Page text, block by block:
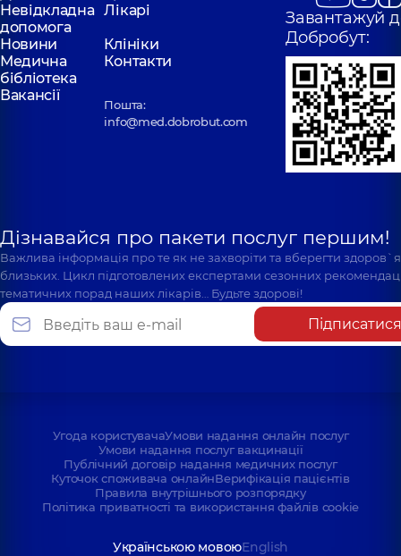
Невідкладна
допомога
Лікарі
Новини
Клініки
Медична
бібліотека
Контакти
Вакансії
Пошта:
info@med.dobrobut.com
Завантажуй
Добробут:
Дізнавайся про пакети послуг першим!
Важлива інформація про те як не захворіти та вберегти
близьких. Цикл підготовлених експертами сезонних
тематичних порад наших лікарів… Будьте здорові!
Підписатися
Угода користувачаУмови надання онлайн послуг
Умови надання послуг вакцинації
Публічний договір надання медичних послуг
Куточок споживача онлайнВерифікація пацієнтів
Правила внутрішнього розпорядку
Політика приватності та використання файлів cookie
Українською мовоюEnglish